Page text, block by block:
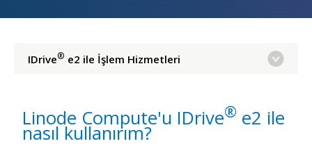
IDrive® e2 ile İşlem Hizmetleri
Linode Compute'u IDrive® e2 ile
nasıl kullanırım?